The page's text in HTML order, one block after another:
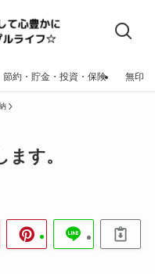
節約・貯金・投資・保険 無印
す。